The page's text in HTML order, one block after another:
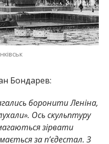
Бондарев:
боронити Леніна,
Ось скульптуру
зірвати
за пʼєдестал. З